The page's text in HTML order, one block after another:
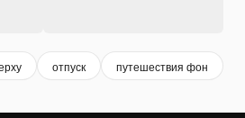
отпуск путешествия фон